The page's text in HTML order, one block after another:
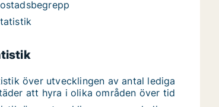
över utvecklingen av antal lediga
att hyra i olika områden över tid